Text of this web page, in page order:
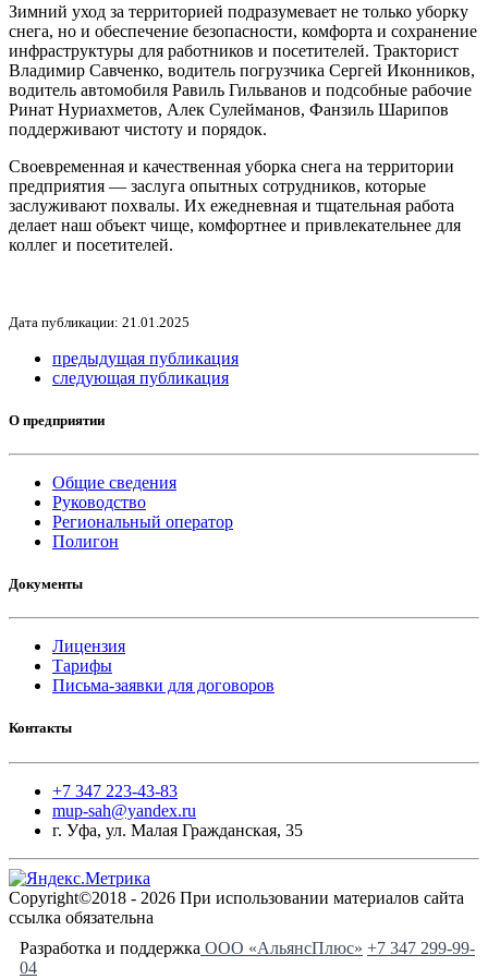
Зимний уход за территорией подразумевает не только уборку
снега, но и обеспечение безопасности, комфорта и сохранение
инфраструктуры для работников и посетителей. Тракторист
Владимир Савченко, водитель погрузчика Сергей Иконников,
водитель автомобиля Равиль Гильванов и подсобные рабочие
Ринат Нуриахметов, Алек Сулейманов, Фанзиль Шарипов
поддерживают чистоту и порядок.
Своевременная и качественная уборка снега на территории
предприятия — заслуга опытных сотрудников, которые
заслуживают похвалы. Их ежедневная и тщательная работа
делает наш объект чище, комфортнее и привлекательнее для
коллег и посетителей.
Дата публикации: 21.01.2025
предыдущая публикация
следующая публикация
О предприятии
Общие сведения
Руководство
Региональный оператор
Полигон
Документы
Лицензия
Тарифы
Письма-заявки для договоров
Контакты
+7 347 223-43-83
mup-sah@yandex.ru
г. Уфа, ул. Малая Гражданская, 35
Copyright©2018 - 2026 При использовании материалов сайта
ссылка обязательна
Разработка и поддержка ООО «АльянсПлюс» +7 347 299-99-
04